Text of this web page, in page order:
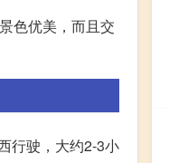
色优美，而且交
行驶，大约2-3小